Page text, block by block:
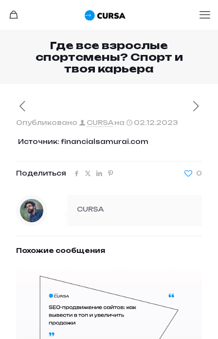
Где все взрослые
спортсмены? Спорт и
твоя карьера
Опубликовано CURSA на 02.12.2023
Источник: financialsamurai.com
Поделиться 0
CURSA
Похожие сообщения